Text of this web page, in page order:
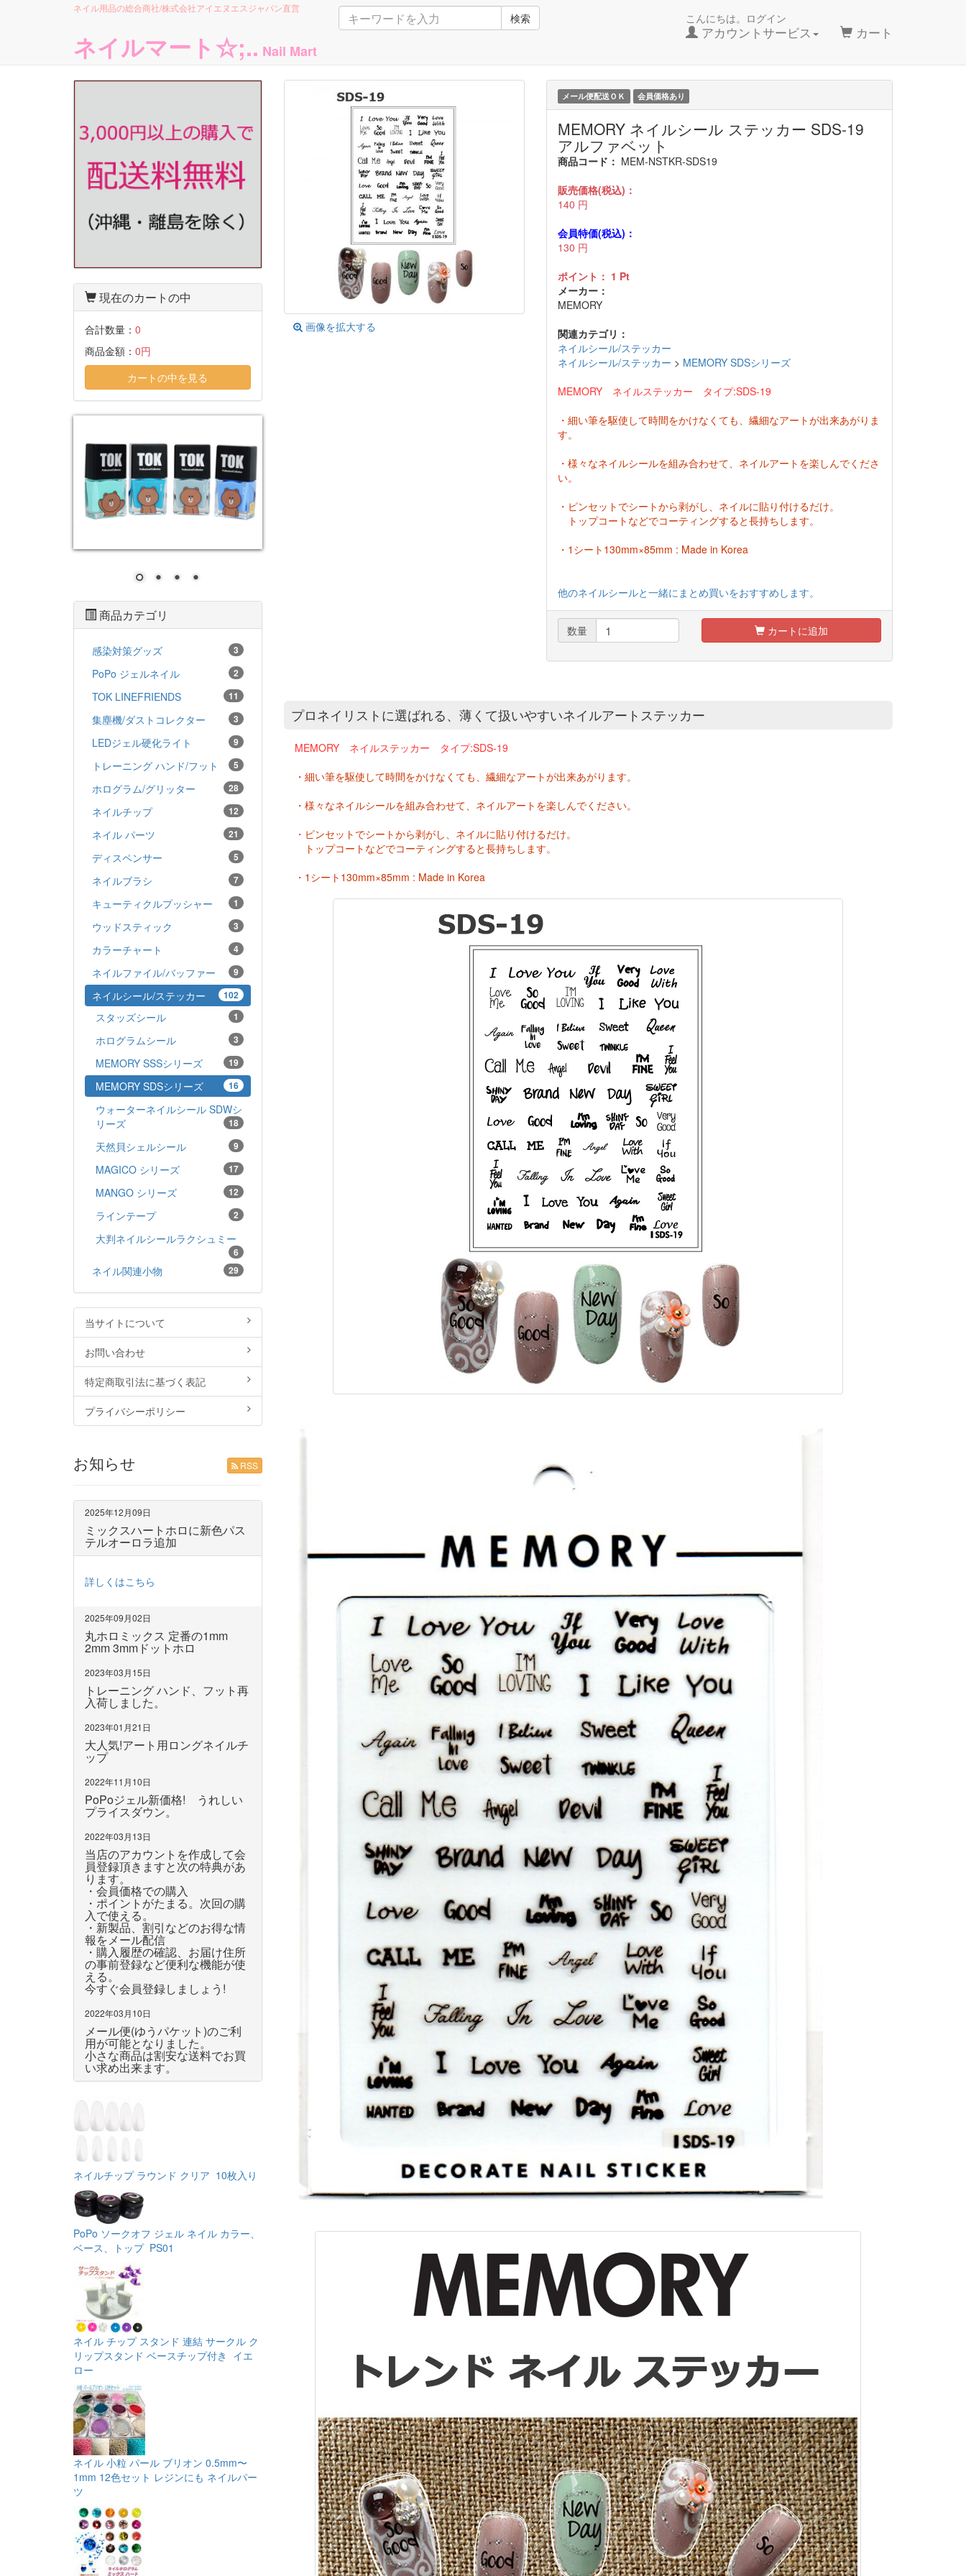
ネイル用品の総合商社/株式会社アイエヌエスジャパン直営
ネイルマート☆;.. Nail Mart
検索 こんにちは。ログイン
アカウントサービス カート
画像を拡大する
メール便配送ＯＫ 会員価格あり
MEMORY ネイルシール ステッカー SDS-19
アルファベット
商品コード： MEM-NSTKR-SDS19
販売価格(税込)：
140 円
会員特価(税込)：
130 円
ポイント： 1 Pt
メーカー：
MEMORY
関連カテゴリ：
ネイルシール/ステッカー
ネイルシール/ステッカー > MEMORY SDSシリーズ
MEMORY ネイルステッカー タイプ:SDS-19
・細い筆を駆使して時間をかけなくても、繊細なアートが出来あがりま
す。
・様々なネイルシールを組み合わせて、ネイルアートを楽しんでくださ
い。
・ピンセットでシートから剥がし、ネイルに貼り付けるだけ。
トップコートなどでコーティングすると長持ちします。
・1シート130mm×85mm : Made in Korea
他のネイルシールと一緒にまとめ買いをおすすめします。
数量 カートに追加
プロネイリストに選ばれる、薄くて扱いやすいネイルアートステッカー
MEMORY ネイルステッカー タイプ:SDS-19
・細い筆を駆使して時間をかけなくても、繊細なアートが出来あがります。
・様々なネイルシールを組み合わせて、ネイルアートを楽しんでください。
・ピンセットでシートから剥がし、ネイルに貼り付けるだけ。
トップコートなどでコーティングすると長持ちします。
・1シート130mm×85mm : Made in Korea
現在のカートの中
合計数量： 0
商品金額： 0円
カートの中を見る
商品カテゴリ
感染対策グッズ 3
PoPo ジェルネイル 2
TOK LINEFRIENDS 11
集塵機/ダストコレクター 3
LEDジェル硬化ライト 9
トレーニング ハンド/フット 5
ホログラム/グリッター 28
ネイルチップ 12
ネイル パーツ 21
ディスペンサー 5
ネイルブラシ 7
キューティクルプッシャー 1
ウッドスティック 3
カラーチャート 4
ネイルファイル/バッファー 9
ネイルシール/ステッカー 102
スタッズシール 1
ホログラムシール 3
MEMORY SSSシリーズ 19
MEMORY SDSシリーズ 16
ウォーターネイルシール SDWシ
リーズ
18
天然貝シェルシール 9
MAGICO シリーズ 17
MANGO シリーズ 12
ラインテープ 2
大判ネイルシールラクシュミー
6
ネイル関連小物 29
当サイトについて
お問い合わせ
特定商取引法に基づく表記
プライバシーポリシー
お知らせ RSS
2025年12月09日
ミックスハートホロに新色パス
テルオーロラ追加
詳しくはこちら
2025年09月02日
丸ホロミックス 定番の1mm
2mm 3mmドットホロ
2023年03月15日
トレーニング ハンド、フット再
入荷しました。
2023年01月21日
大人気!アート用ロングネイルチ
ップ
2022年11月10日
PoPoジェル新価格! うれしい
プライスダウン。
2022年03月13日
当店のアカウントを作成して会
員登録頂きますと次の特典があ
ります。
・会員価格での購入
・ポイントがたまる。次回の購
入で使える。
・新製品、割引などのお得な情
報をメール配信
・購入履歴の確認、お届け住所
の事前登録など便利な機能が使
える。
今すぐ会員登録しましょう!
2022年03月10日
メール便(ゆうパケット)のご利
用が可能となりました。
小さな商品は割安な送料でお買
い求め出来ます。
ネイルチップ ラウンド クリア 10枚入り
PoPo ソークオフ ジェル ネイル カラー、
ベース、トップ PS01
ネイル チップ スタンド 連結 サークル ク
リップスタンド ベースチップ付き イエ
ロー
ネイル 小粒 パール ブリオン 0.5mm〜
1mm 12色セット レジンにも ネイルパー
ツ